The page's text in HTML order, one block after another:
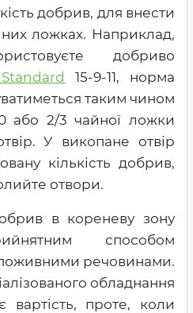
добрив, для внести
ложках. Наприклад,
добриво
15-9-11, норма
таким чином
або 2/3 чайної ложки
У викопане отвір
кількість добрив,
отвори.
в кореневу зону
способом
речовинами.
обладнання
вартість, проте, коли